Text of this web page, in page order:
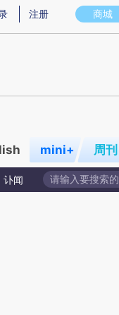
图存在偏差。不代表财新观
商城
注册
mini+ 周刊
讣闻